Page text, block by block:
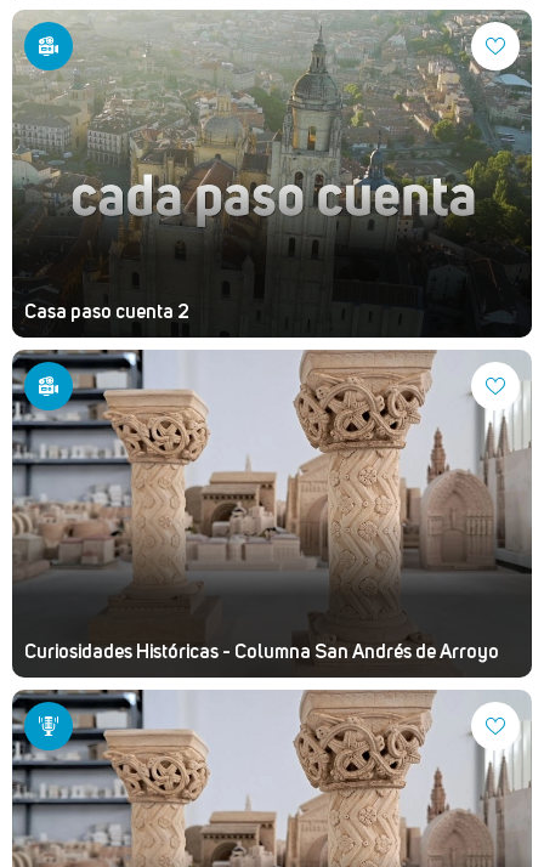
Casa paso cuenta 2
Curiosidades Históricas - Columna San Andrés de Arroyo